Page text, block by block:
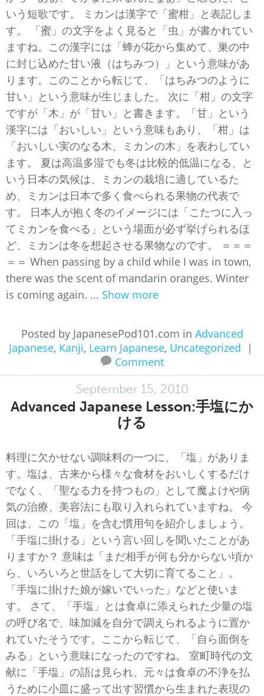
いう短歌です。 ミカンは漢字で「蜜柑」と表記しま
す。 「蜜」の文字をよく見ると「虫」が書かれてい
ますね。この漢字には「蜂が花から集めて、巣の中
に封じ込めた甘い液（はちみつ）」という意味があ
ります。このことから転じて、「はちみつのように
甘い」という意味が生じました。 次に「柑」の文字
ですが「木」が「甘い」と書きます。「甘」という
漢字には「おいしい」という意味もあり、「柑」は
「おいしい実のなる木、ミカンの木」を表わしてい
ます。 夏は高温多湿でも冬は比較的低温になる、と
いう日本の気候は、ミカンの栽培に適しているた
め、ミカンは日本で多く食べられる果物の代表で
す。 日本人が抱く冬のイメージには「こたつに入っ
てミカンを食べる」という場面が必ず挙げられるほ
ど、ミカンは冬を想起させる果物なのです。 ＝＝＝
＝＝ When passing by a child while I was in town,
there was the scent of mandarin oranges. Winter
is coming again. ... Show more
Posted by JapanesePod101.com in Advanced
Japanese, Kanji, Learn Japanese, Uncategorized
|
Comment
September 15, 2010
Advanced Japanese Lesson:手塩にか
ける
料理に欠かせない調味料の一つに、「塩」がありま
す。塩は、古来から様々な食材をおいしくするだけ
でなく、「聖なる力を持つもの」として魔よけや病
気の治療、美容法にも取り入れられていますね。 今
回は、この「塩」を含む慣用句を紹介しましょう。
「手塩に掛ける」という言い回しを聞いたことがあ
りますか？ 意味は「まだ相手が何も分からない頃か
ら、いろいろと世話をして大切に育てること」。
「手塩に掛けた娘が嫁いでいった」などと使いま
す。 さて、「手塩」とは食卓に添えられた少量の塩
の呼び名で、味加減を自分で調えられるように置か
れていたそうです。ここから転じて、「自ら面倒を
みる」という意味になったのですね。 室町時代の文
献に「手塩」の語は見られ、元々は食卓の不浄を払
うために小皿に盛って出す習慣から生まれた表現の